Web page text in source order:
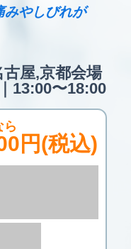
みやしびれが
屋,京都会場
13:00〜18:00
ら
円(税込)